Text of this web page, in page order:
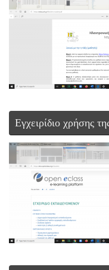
Εγχειρίδιο χρήσης